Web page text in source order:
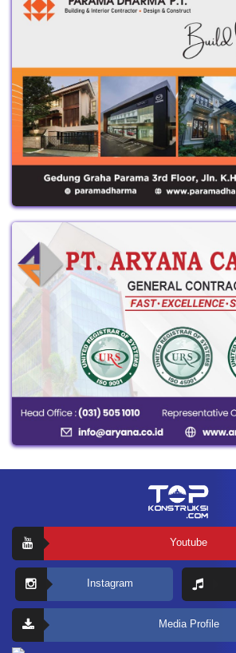
Youtube
Instagram
Media Profile